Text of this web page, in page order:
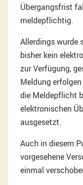
Übergangsfrist
meldepflichtig.
Allerdings wurde
bisher kein
zur Verfügung,
Meldung
die Meldepflicht
elektronischen
ausgesetzt.
Auch in diesem
vorgesehene
einmal